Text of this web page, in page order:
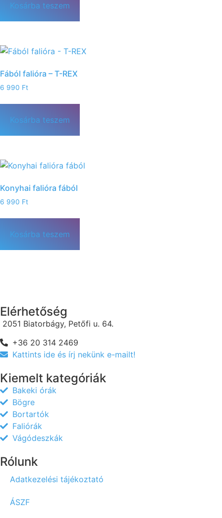
Kosárba teszem
Fából falióra – T-REX
6 990 Ft
Kosárba teszem
Konyhai falióra fából
6 990 Ft
Kosárba teszem
Elérhetőség
2051 Biatorbágy, Petőfi u. 64.
+36 20 314 2469
Kattints ide és írj nekünk e-mailt!
Kiemelt kategóriák
Bakeki órák
Bögre
Bortartók
Faliórák
Vágódeszkák
Rólunk
Adatkezelési tájékoztató
ÁSZF